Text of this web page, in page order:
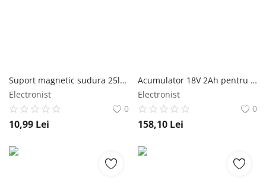
Suport magnetic sudura 25lbs Almaz
Electronist
0
10,99 Lei
Acumulator 18V 2Ah pentru DZ-SE147 Detoolz
Electronist
0
158,10 Lei